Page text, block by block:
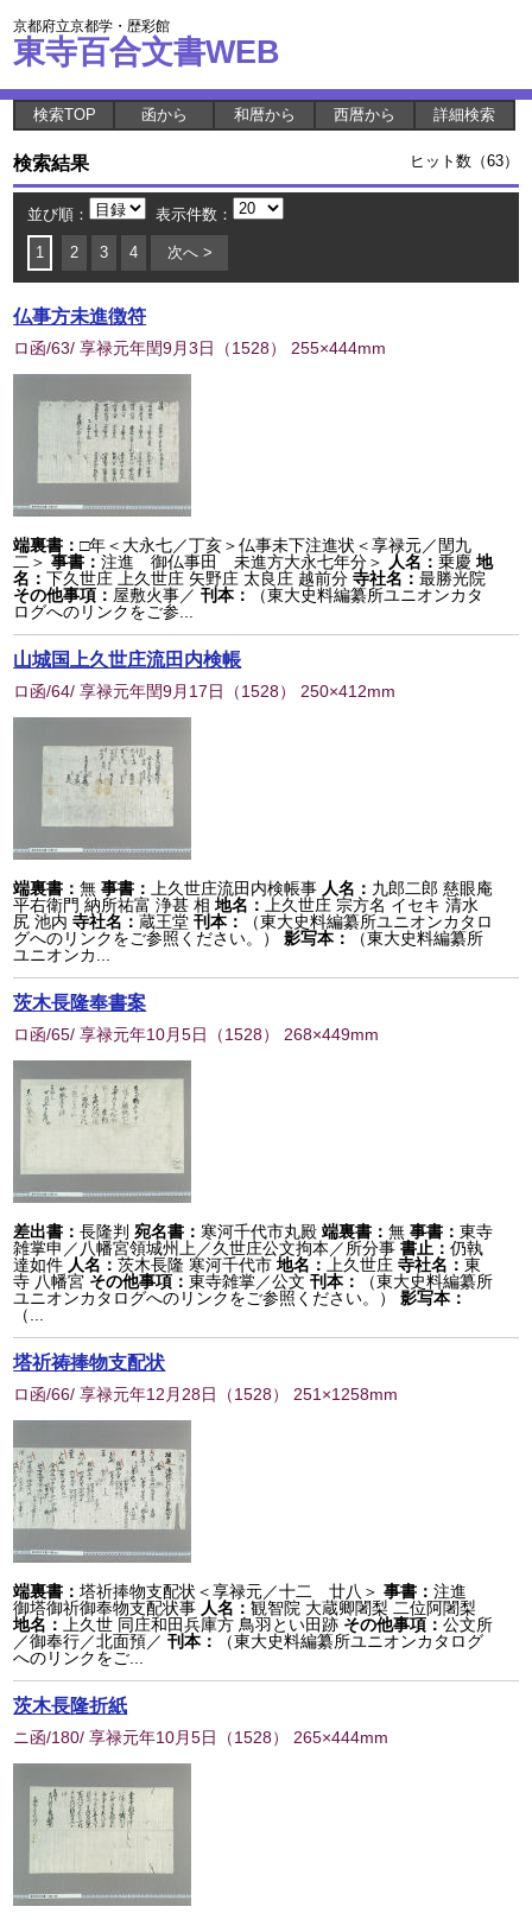
京都府立京都学・歴彩館
東寺百合文書WEB
検索TOP 函から 和暦から 西暦から 詳細検索
検索結果 ヒット数（63）
並び順： 表示件数：
1 2 3 4 次へ >
仏事方未進徴符
ロ函/63/ 享禄元年閏9月3日 （1528） 255×444mm
端裏書：□年＜大永七／丁亥＞仏事未下注進状＜享禄元／閏九
二＞ 事書：注進 御仏事田 未進方大永七年分＞ 人名：乗慶 地
名：下久世庄 上久世庄 矢野庄 太良庄 越前分 寺社名：最勝光院
その他事項： 屋敷火事／ 刊本：
（東大史料編纂所ユニオンカタ
ログへのリンクをご参...
山城国上久世庄流田内検帳
ロ函/64/ 享禄元年閏9月17日 （1528） 250×412mm
端裏書：無 事書： 上久世庄流田内検帳事 人名： 九郎二郎 慈眼庵
平右衛門 納所祐富 浄甚 相 地名：
上久世庄 宗方名 イセキ 清水
尻 池内 寺社名：蔵王堂 刊本：
（東大史料編纂所ユニオンカタロ
グへのリンクをご参照ください。）
影写本：
（東大史料編纂所
ユニオンカ...
茨木長隆奉書案
ロ函/65/ 享禄元年10月5日 （1528） 268×449mm
差出書：長隆判 宛名書： 寒河千代市丸殿 端裏書：無 事書：東寺
雑掌申／八幡宮領城州上／久世庄公文拘本／所分事 書止：仍執
達如件 人名：茨木長隆 寒河千代市 地名： 上久世庄 寺社名：東
寺 八幡宮 その他事項：東寺雑掌／公文 刊本：
（東大史料編纂所
ユニオンカタログへのリンクをご参照ください。）
影写本：
（...
塔祈祷捧物支配状
ロ函/66/ 享禄元年12月28日 （1528） 251×1258mm
端裏書：塔祈捧物支配状＜享禄元／十二 廿八＞ 事書：注進
御塔御祈御奉物支配状事 人名：観智院 大蔵卿闍梨 二位阿闍梨
地名：
上久世 同庄和田兵庫方 鳥羽とい田跡 その他事項：公文所
／御奉行／北面預／ 刊本：
（東大史料編纂所ユニオンカタログ
へのリンクをご...
茨木長隆折紙
ニ函/180/ 享禄元年10月5日 （1528） 265×444mm